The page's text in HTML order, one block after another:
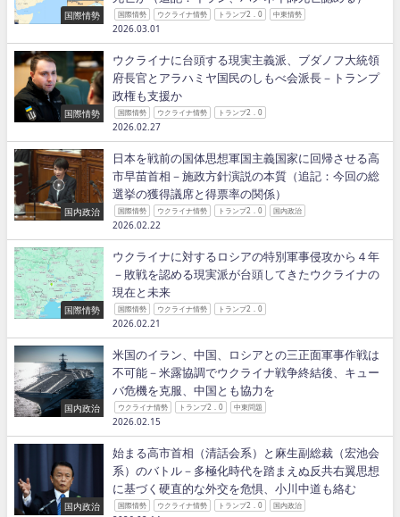
国際情勢 国際情勢 ウクライナ情勢 トランプ2．0 中東情勢
2026.03.01
国際情勢
ウクライナに台頭する現実主義派、ブダノフ大統領
府長官とアラハミヤ国民のしもべ会派長－トランプ
政権も支援か
国際情勢 ウクライナ情勢 トランプ2．0
2026.02.27
国内政治
日本を戦前の国体思想軍国主義国家に回帰させる高
市早苗首相－施政方針演説の本質（追記：今回の総
選挙の獲得議席と得票率の関係）
国際情勢 ウクライナ情勢 トランプ2．0 国内政治
2026.02.22
国際情勢
ウクライナに対するロシアの特別軍事侵攻から４年
－敗戦を認める現実派が台頭してきたウクライナの
現在と未来
国際情勢 ウクライナ情勢 トランプ2．0
2026.02.21
国内政治
米国のイラン、中国、ロシアとの三正面軍事作戦は
不可能－米露協調でウクライナ戦争終結後、キュー
バ危機を克服、中国とも協力を
ウクライナ情勢 トランプ2．0 中東問題
2026.02.15
国内政治
始まる高市首相（清話会系）と麻生副総裁（宏池会
系）のバトル－多極化時代を踏まえぬ反共右翼思想
に基づく硬直的な外交を危惧、小川中道も絡む
国際情勢 ウクライナ情勢 トランプ2．0 国内政治